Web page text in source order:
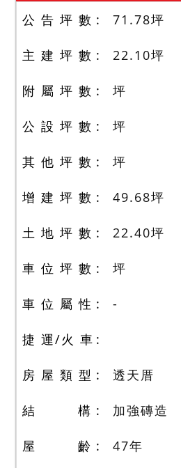
公 告 坪 數 71.78坪
主 建 坪 數 22.10坪
附 屬 坪 數 坪
公 設 坪 數 坪
其 他 坪 數 坪
增 建 坪 數 49.68坪
土 地 坪 數 22.40坪
車 位 坪 數 坪
車 位 屬 性 -
捷 運/火 車
房 屋 類 型 透天厝
結 構 加強磚造
屋 齡 47年